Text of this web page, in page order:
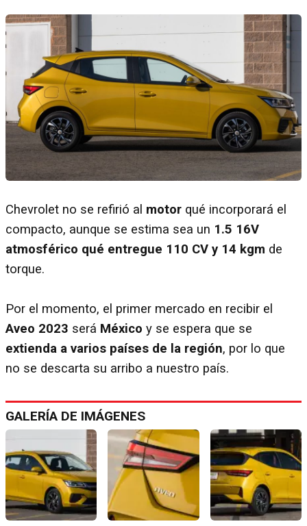
Chevrolet no se refirió al motor qué incorporará el
compacto, aunque se estima sea un 1.5 16V
atmosférico qué entregue 110 CV y 14 kgm de
torque.
Por el momento, el primer mercado en recibir el
Aveo 2023 será México y se espera que se
extienda a varios países de la región, por lo que
no se descarta su arribo a nuestro país.
GALERÍA DE IMÁGENES